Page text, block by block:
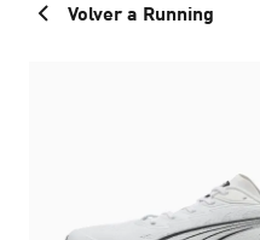
Volver a Running